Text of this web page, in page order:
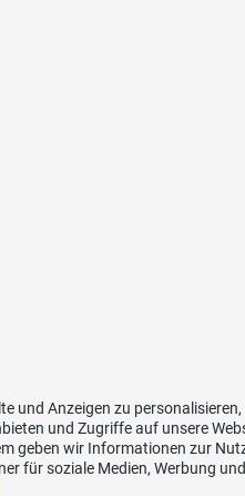
und Anzeigen zu personalisieren,
und Zugriffe auf unsere
geben wir Informationen zur
für soziale Medien, Werbung und